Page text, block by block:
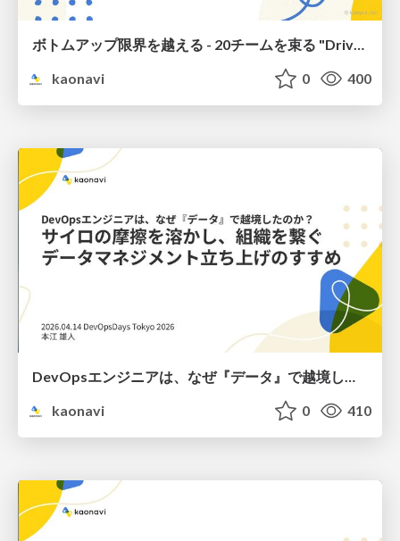
kaonavi
0 400
DevOpsエンジニアは、なぜ『データ』で越境したのか？：サイロの摩擦を溶かし、組織を繋ぐデータマネジメント立ち上げのすすめ / Why a DevOps Engineer Crossed the Border with 'Data': Melting Silos and Connecting Organizations Through Data Management
kaonavi
0 410